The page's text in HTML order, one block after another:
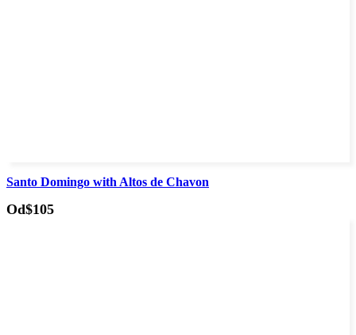
Santo Domingo with Altos de Chavon
Od$105